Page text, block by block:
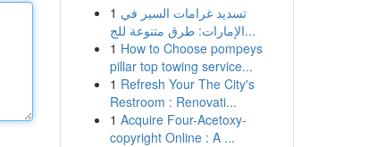
1 تسديد غرامات السير في
الإمارات: طرق متنوعة للج...
1 How to Choose pompeys
pillar top towing service...
1 Refresh Your The City's
Restroom : Renovati...
1 Acquire Four-Acetoxy-
copyright Online : A ...